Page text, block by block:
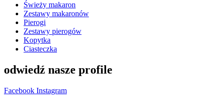
Świeży makaron
Zestawy makaronów
Pierogi
Zestawy pierogów
Kopytka
Ciasteczka
odwiedź nasze profile
Facebook Instagram